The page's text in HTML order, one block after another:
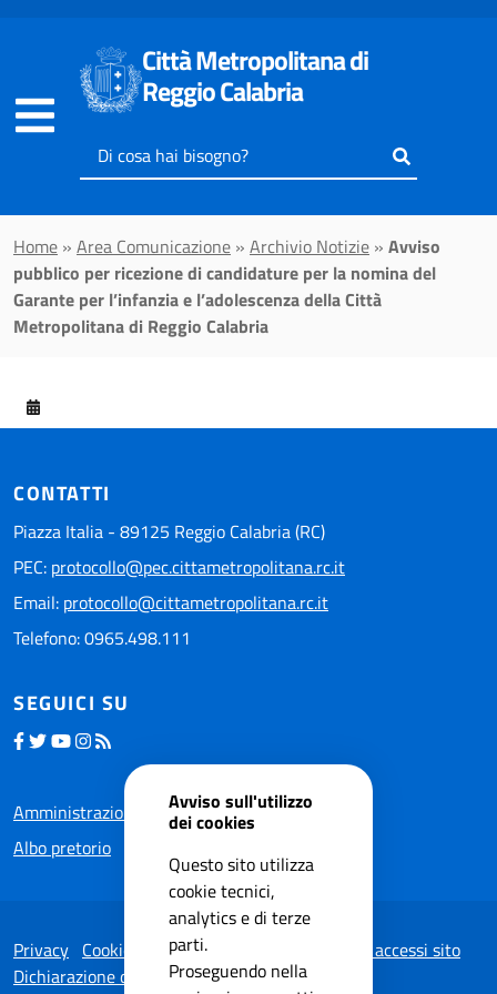
Città Metropolitana di
Reggio Calabria
Inserisci
il
cercare
Home » Area Comunicazione » Archivio Notizie » Avviso
pubblico per ricezione di candidature per la nomina del
Garante per l’infanzia e l’adolescenza della Città
Metropolitana di Reggio Calabria
CONTATTI
Piazza Italia - 89125 Reggio Calabria (RC)
PEC: protocollo@pec.cittametropolitana.rc.it
Email: protocollo@cittametropolitana.rc.it
Telefono: 0965.498.111
SEGUICI SU
Amministrazione trasparente
Albo pretorio
Privacy Cookie Policy Note legali
Statistiche accessi sito
Dichiarazione di accessibilità
Avviso sull'utilizzo
dei cookies
Questo sito utilizza
cookie tecnici,
analytics e di terze
parti.
Proseguendo nella